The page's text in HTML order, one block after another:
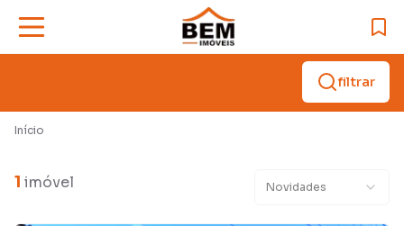
filtrar
Início
1 imóvel Novidades